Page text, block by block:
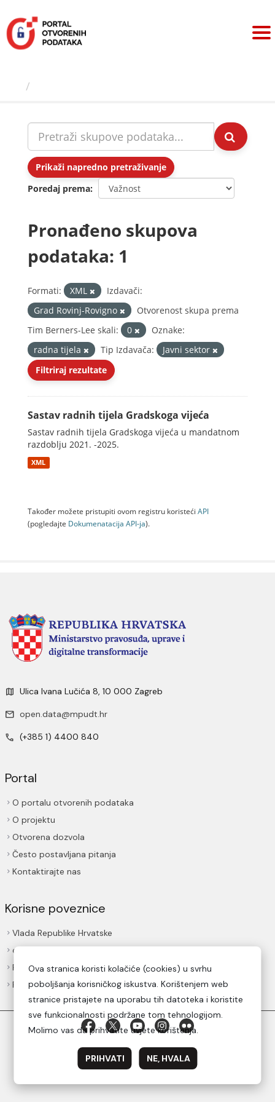
sadržaj
Prikaži napredno pretraživanje
Poredaj prema
Pronađeno skupova
podataka: 1
Formati: XML
Izdavači:
Grad Rovinj-Rovigno
Otvorenost skupa prema
Tim Berners-Lee skali:
0
Oznake:
radna tijela
Tip Izdavača:
Javni sektor
Filtriraj rezultate
Sastav radnih tijela Gradskoga vijeća
Sastav radnih tijela Gradskoga vijeća u mandatnom
razdoblju 2021. -2025.
XML
Također možete pristupiti ovom registru koristeći API
(pogledajte Dokumenаtаcijа API-jа).